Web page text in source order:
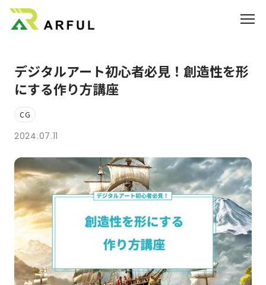
デジタルアート初心者必見！創造性を形
にする作り方講座
CG
2024.07.11
業界別の活用方法
360°VR
料金
お知らせ
ブログ
3DCGのサイト制作はこちら
CG制作パートナー募集